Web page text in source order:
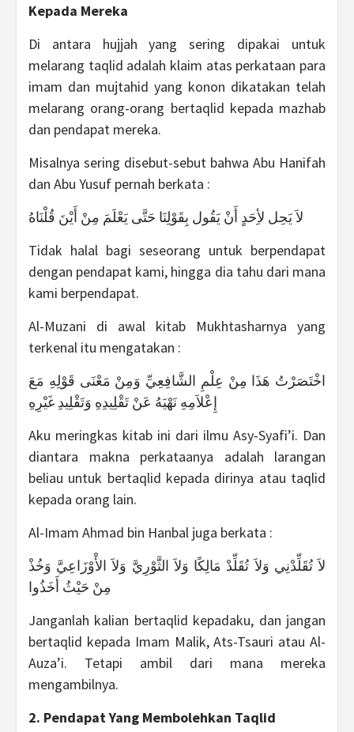
Kepada Mereka
Di antara hujjah yang sering dipakai untuk
melarang taqlid adalah klaim atas perkataan para
imam dan mujtahid yang konon dikatakan telah
melarang orang-orang bertaqlid kepada mazhab
dan pendapat mereka.
Misalnya sering disebut-sebut bahwa Abu Hanifah
dan Abu Yusuf pernah berkata :
لاَ يَحِل لأِحَدٍ أَنْ يَقُول بِقَوْلِنَا حَتَّى يَعْلَمَ مِنْ أَيْنَ قُلْنَاهُ
Tidak halal bagi seseorang untuk berpendapat
dengan pendapat kami, hingga dia tahu dari mana
kami berpendapat.
Al-Muzani di awal kitab Mukhtasharnya yang
terkenal itu mengatakan :
اخْتَصَرْتُ هَذَا مِنْ عِلْمِ الشَّافِعِيِّ وَمِنْ مَعْنَى قَوْلِهِ مَعَ
إِعْلاَمِهِ نَهْيَهُ عَنْ تَقْلِيدِهِ وَتَقْلِيدِ غَيْرِهِ
Aku meringkas kitab ini dari ilmu Asy-Syafi’i. Dan
diantara makna perkataanya adalah larangan
beliau untuk bertaqlid kepada dirinya atau taqlid
kepada orang lain.
Al-Imam Ahmad bin Hanbal juga berkata :
لاَ تُقَلِّدْنِي وَلاَ تُقَلِّدْ مَالِكًا وَلاَ الثَّوْرِيَّ وَلاَ الأْوْزَاعِيَّ وَخُذْ
مِنْ حَيْثُ أَخَذُوا
Janganlah kalian bertaqlid kepadaku, dan jangan
bertaqlid kepada Imam Malik, Ats-Tsauri atau Al-
Auza’i. Tetapi ambil dari mana mereka
mengambilnya.
2. Pendapat Yang Membolehkan Taqlid